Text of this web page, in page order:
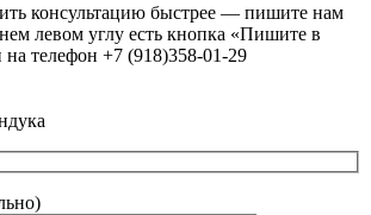
консультацию быстрее — пишите нам
левом углу есть кнопка «Пишите в
телефон +7 (918)358-01-29